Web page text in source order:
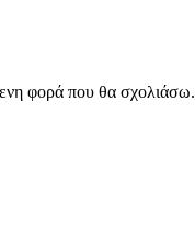
φορά που θα σχολιάσω.